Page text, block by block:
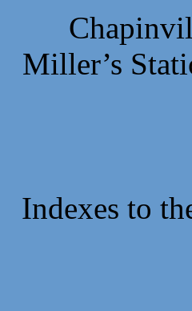
Miller’s
Indexes to